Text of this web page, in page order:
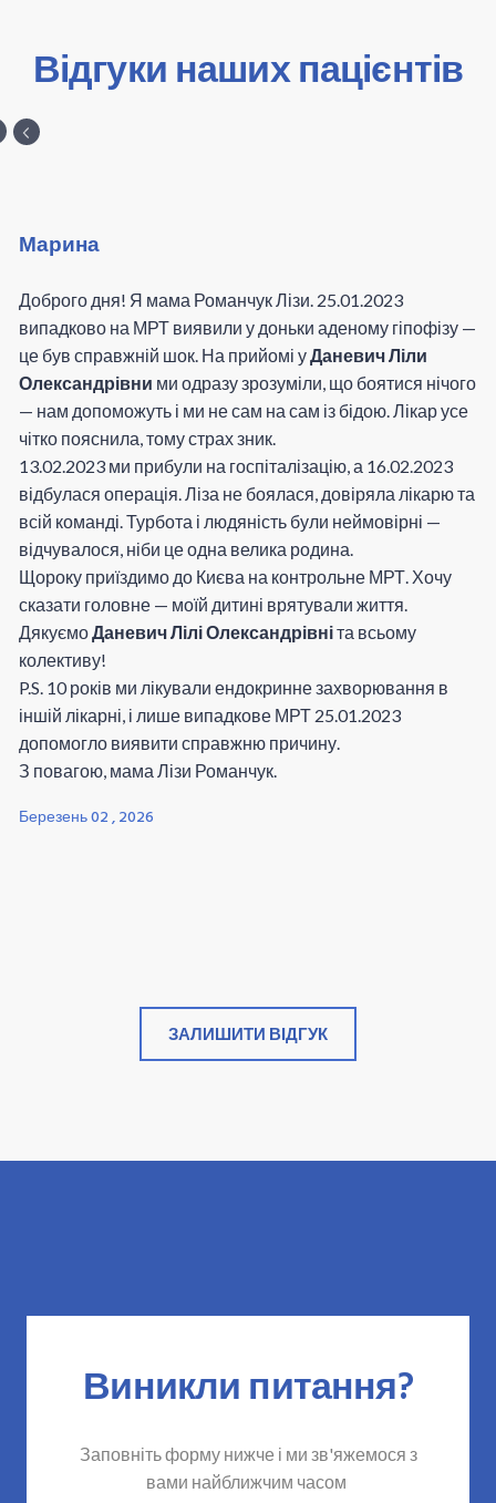
Відгуки наших пацієнтів
Марина
Доброго дня! Я мама Романчук Лізи. 25.01.2023
випадково на МРТ виявили у доньки аденому гіпофізу —
це був справжній шок. На прийомі уДаневич Ліли
Олександрівни ми одразу зрозуміли, що боятися нічого
— нам допоможуть і ми не сам на сам із бідою. Лікар усе
чітко пояснила, тому страх зник.
13.02.2023 ми прибули на госпіталізацію, а 16.02.2023
відбулася операція. Ліза не боялася, довіряла лікарю та
всій команді. Турбота і людяність були неймовірні —
відчувалося, ніби це одна велика родина.
Щороку приїздимо до Києва на контрольне МРТ. Хочу
сказати головне — моїй дитині врятували життя.
ДякуємоДаневич Лілі Олександрівніта всьому
колективу!
P.S. 10 років ми лікували ендокринне захворювання в
іншій лікарні, і лише випадкове МРТ 25.01.2023
допомогло виявити справжню причину.
З повагою, мама Лізи Романчук.
Березень 02 , 2026
ЗАЛИШИТИ ВІДГУК
Виникли питання?
Заповніть форму нижче і ми зв'яжемося з
вами найближчим часом